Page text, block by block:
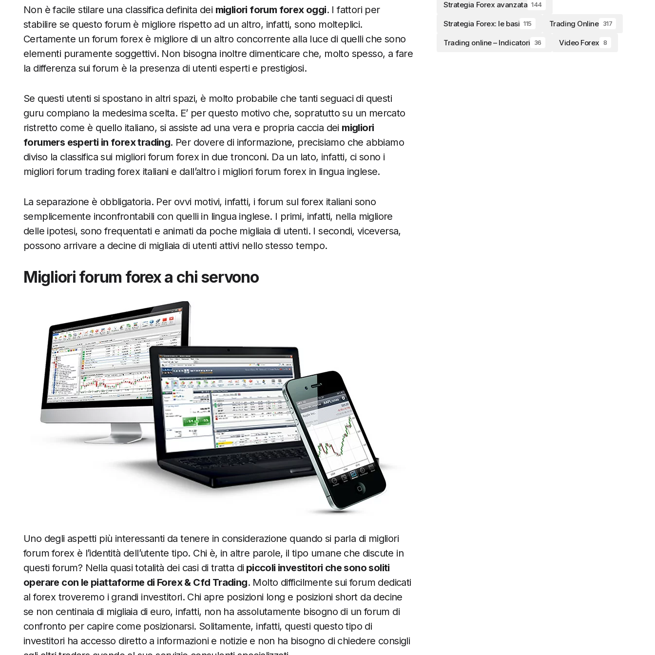
Non è facile stilare una classifica definita dei migliori forum forex oggi. I fattori per
stabilire se questo forum è migliore rispetto ad un altro, infatti, sono molteplici.
Certamente un forum forex è migliore di un altro concorrente alla luce di quelli che sono
elementi puramente soggettivi. Non bisogna inoltre dimenticare che, molto spesso, a fare
la differenza sui forum è la presenza di utenti esperti e prestigiosi.
Se questi utenti si spostano in altri spazi, è molto probabile che tanti seguaci di questi
guru compiano la medesima scelta. E’ per questo motivo che, sopratutto su un mercato
ristretto come è quello italiano, si assiste ad una vera e propria caccia dei migliori
forumers esperti in forex trading. Per dovere di informazione, precisiamo che abbiamo
diviso la classifica sui migliori forum forex in due tronconi. Da un lato, infatti, ci sono i
migliori forum trading forex italiani e dall’altro i migliori forum forex in lingua inglese.
La separazione è obbligatoria. Per ovvi motivi, infatti, i forum sul forex italiani sono
semplicemente inconfrontabili con quelli in lingua inglese. I primi, infatti, nella migliore
delle ipotesi, sono frequentati e animati da poche migliaia di utenti. I secondi, viceversa,
possono arrivare a decine di migliaia di utenti attivi nello stesso tempo.
Migliori forum forex a chi servono
Uno degli aspetti più interessanti da tenere in considerazione quando si parla di migliori
forum forex è l’identità dell’utente tipo. Chi è, in altre parole, il tipo umane che discute in
questi forum? Nella quasi totalità dei casi di tratta di piccoli investitori che sono soliti
operare con le piattaforme di Forex & Cfd Trading. Molto difficilmente sui forum dedicati
al forex troveremo i grandi investitori. Chi apre posizioni long e posizioni short da decine
se non centinaia di migliaia di euro, infatti, non ha assolutamente bisogno di un forum di
confronto per capire come posizionarsi. Solitamente, infatti, questi questo tipo di
investitori ha accesso diretto a informazioni e notizie e non ha bisogno di chiedere consigli
Strategia Forex avanzata 144
Strategia Forex: le basi 115 Trading Online 317
Trading online – Indicatori 36 Video Forex 8